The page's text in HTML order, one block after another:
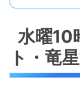
水曜10
ト・竜